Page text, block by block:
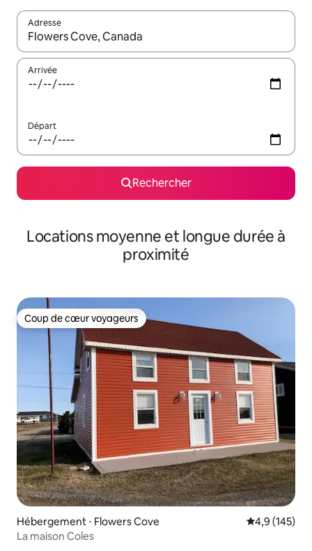
Adresse
Lorsque les résultats s'affichent, utilisez les flèches vers le
Arrivée
Départ
Rechercher
Locations moyenne et longue durée à
proximité
Coup de cœur voyageurs
Coup de cœur voyageurs
Hébergement ⋅ Flowers Cove Évaluation
4,9 (145)
La maison Coles